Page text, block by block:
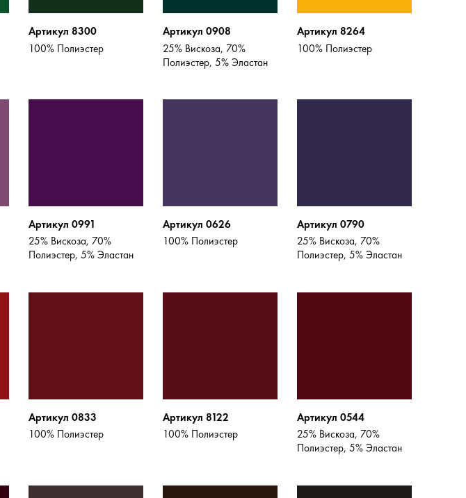
Артикул 8300
100% Полиэстер
Артикул 0908
25% Вискоза, 70%
Полиэстер, 5% Эластан
Артикул 8264
100% Полиэстер
Артикул 0991
25% Вискоза, 70%
Полиэстер, 5% Эластан
Артикул 0626
100% Полиэстер
Артикул 0790
25% Вискоза, 70%
Полиэстер, 5% Эластан
Артикул 0833
100% Полиэстер
Артикул 8122
100% Полиэстер
Артикул 0544
25% Вискоза, 70%
Полиэстер, 5% Эластан